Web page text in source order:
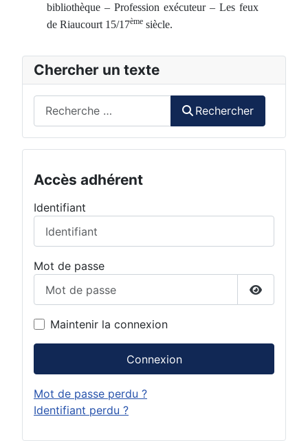
Chercher un texte
Rechercher
Accès adhérent
Identifiant
Mot de passe
Afficher
Maintenir la connexion
Connexion
Mot de passe perdu ?
Identifiant perdu ?
bibliothèque – Profession exécuteur – Les feux
de Riaucourt 15/17ème siècle.